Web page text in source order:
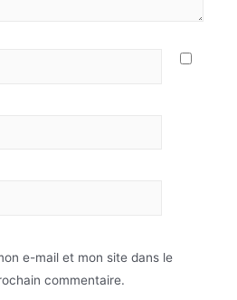
e-mail et mon site dans le
commentaire.